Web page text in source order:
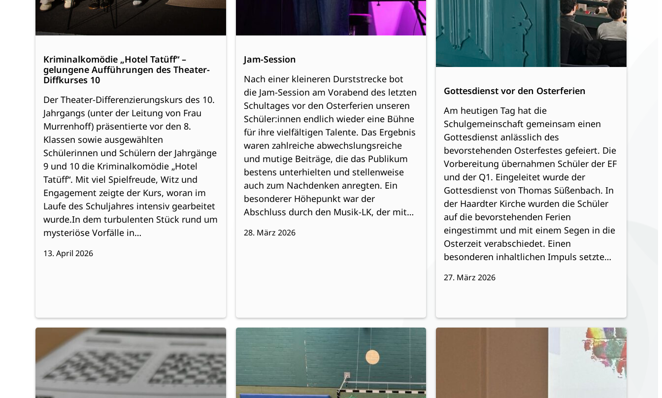
Kriminalkomödie „Hotel Tatüff“ –
gelungene Aufführungen des Theater-
Diffkurses 10
Der Theater-Differenzierungskurs des 10.
Jahrgangs (unter der Leitung von Frau
Murrenhoff) präsentierte vor den 8.
Klassen sowie ausgewählten
Schülerinnen und Schülern der Jahrgänge
9 und 10 die Kriminalkomödie „Hotel
Tatüff“. Mit viel Spielfreude, Witz und
Engagement zeigte der Kurs, woran im
Laufe des Schuljahres intensiv gearbeitet
wurde.In dem turbulenten Stück rund um
mysteriöse Vorfälle in…
13. April 2026
Jam-Session
Nach einer kleineren Durststrecke bot
die Jam-Session am Vorabend des letzten
Schultages vor den Osterferien unseren
Schüler:innen endlich wieder eine Bühne
für ihre vielfältigen Talente. Das Ergebnis
waren zahlreiche abwechslungsreiche
und mutige Beiträge, die das Publikum
bestens unterhielten und stellenweise
auch zum Nachdenken anregten. Ein
besonderer Höhepunkt war der
Abschluss durch den Musik-LK, der mit…
28. März 2026
Gottesdienst vor den Osterferien
Am heutigen Tag hat die
Schulgemeinschaft gemeinsam einen
Gottesdienst anlässlich des
bevorstehenden Osterfestes gefeiert. Die
Vorbereitung übernahmen Schüler der EF
und der Q1. Eingeleitet wurde der
Gottesdienst von Thomas Süßenbach. In
der Haardter Kirche wurden die Schüler
auf die bevorstehenden Ferien
eingestimmt und mit einem Segen in die
Osterzeit verabschiedet. Einen
besonderen inhaltlichen Impuls setzte…
27. März 2026
Weiterlesen:
Europäischer
Wettbewerb
„Schachpferdchen“
Weiterlesen:
Turnbundesjugendspiele